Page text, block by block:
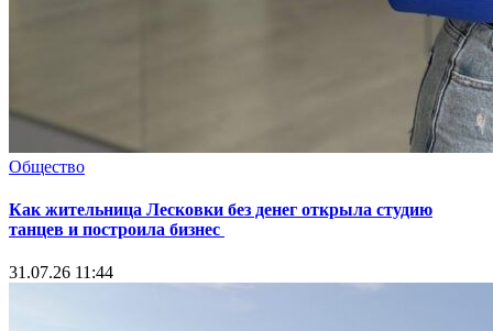
Общество
Как жительница Лесковки без денег открыла студию
танцев и построила бизнес
31.07.26 11:44